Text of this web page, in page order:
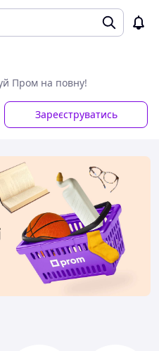
Пром на повну!
Зареєструватись